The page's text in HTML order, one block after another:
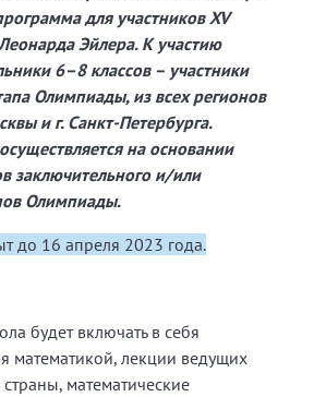
для участников XV
Эйлера. К участию
6–8 классов – участники
Олимпиады, из всех регионов
и г. Санкт-Петербурга.
на основании
заключительного и/или
Олимпиады.
до 16 апреля 2023 года.
будет включать в себя
математикой, лекции ведущих
математические